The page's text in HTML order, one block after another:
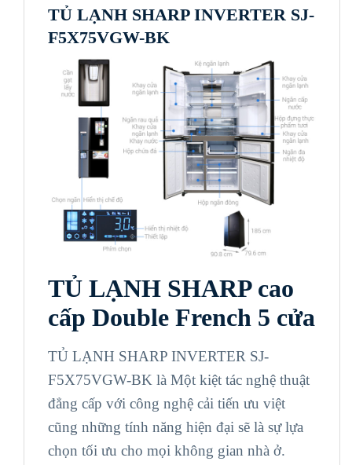
TỦ LẠNH SHARP INVERTER SJ-
F5X75VGW-BK
TỦ LẠNH SHARP cao
cấp Double French 5 cửa
TỦ LẠNH SHARP INVERTER SJ-
F5X75VGW-BK là Một kiệt tác nghệ thuật
đẳng cấp với công nghệ cải tiến ưu việt
cũng những tính năng hiện đại sẽ là sự lựa
chọn tối ưu cho mọi không gian nhà ở.